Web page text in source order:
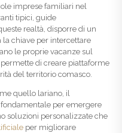
imprese familiari nel
tipici, guide
realtà, disporre di un
la chiave per intercettare
le proprie vacanze sul
di creare piattaforme
del territorio comasco.
quello lariano, il
per emergere
soluzioni personalizzate che
per migliorare